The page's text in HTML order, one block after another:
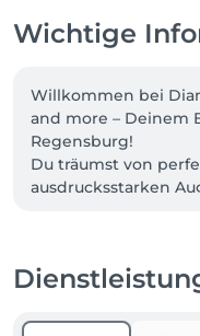
Wichtige
Willkommen bei
and more – Deinem
Regensburg!
Du träumst von
ausdrucksstarken
Seit 2011 verhilft Dir
einem Look, der